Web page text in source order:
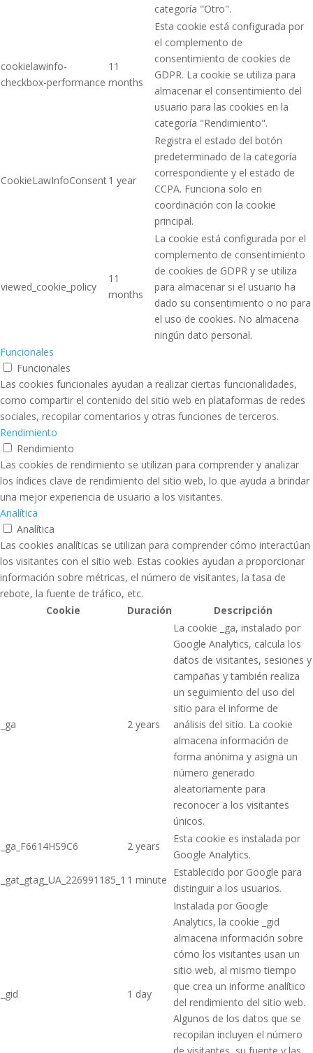
categoría "Otro".
cookielawinfo-
checkbox-performance
11
months
Esta cookie está configurada por
el complemento de
consentimiento de cookies de
GDPR. La cookie se utiliza para
almacenar el consentimiento del
usuario para las cookies en la
categoría "Rendimiento".
CookieLawInfoConsent1 year
Registra el estado del botón
predeterminado de la categoría
correspondiente y el estado de
CCPA. Funciona solo en
coordinación con la cookie
principal.
viewed_cookie_policy
11
months
La cookie está configurada por el
complemento de consentimiento
de cookies de GDPR y se utiliza
para almacenar si el usuario ha
dado su consentimiento o no para
el uso de cookies. No almacena
ningún dato personal.
Funcionales
Funcionales
Las cookies funcionales ayudan a realizar ciertas funcionalidades,
como compartir el contenido del sitio web en plataformas de redes
sociales, recopilar comentarios y otras funciones de terceros.
Rendimiento
Rendimiento
Las cookies de rendimiento se utilizan para comprender y analizar
los índices clave de rendimiento del sitio web, lo que ayuda a brindar
una mejor experiencia de usuario a los visitantes.
Analítica
Analítica
Las cookies analíticas se utilizan para comprender cómo interactúan
los visitantes con el sitio web. Estas cookies ayudan a proporcionar
información sobre métricas, el número de visitantes, la tasa de
rebote, la fuente de tráfico, etc.
Cookie
Duración Descripción
_ga 2 years
La cookie _ga, instalado por
Google Analytics, calcula los
datos de visitantes, sesiones y
campañas y también realiza
un seguimiento del uso del
sitio para el informe de
análisis del sitio. La cookie
almacena información de
forma anónima y asigna un
número generado
aleatoriamente para
reconocer a los visitantes
únicos.
_ga_F6614HS9C6
2 years
Esta cookie es instalada por
Google Analytics.
_gat_gtag_UA_226991185_1 1 minute
Establecido por Google para
distinguir a los usuarios.
_gid 1 day
Instalada por Google
Analytics, la cookie _gid
almacena información sobre
cómo los visitantes usan un
sitio web, al mismo tiempo
que crea un informe analítico
del rendimiento del sitio web.
Algunos de los datos que se
recopilan incluyen el número